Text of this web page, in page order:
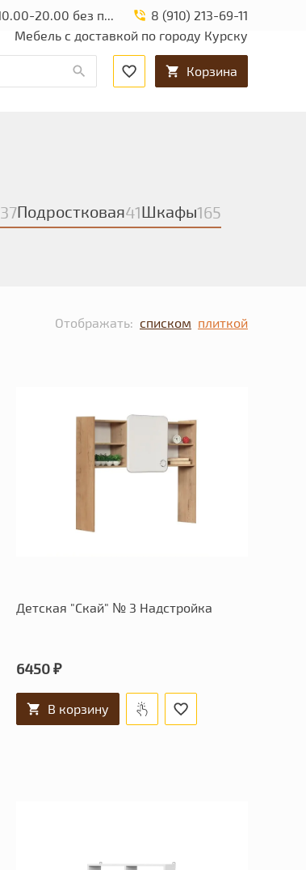
ПН-ВС 10.00-20.00 без перерыва и выходных.
8 (910) 213-69-11
Мебель с доставкой по городу Курску
Корзина
37Подростковая41Шкафы165
Отображать: списком плиткой
Детская "Скай" № 3 Надстройка
6450 ₽
В корзину